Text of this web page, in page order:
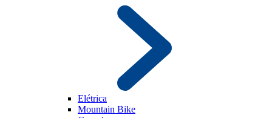
Elétrica
Mountain Bike